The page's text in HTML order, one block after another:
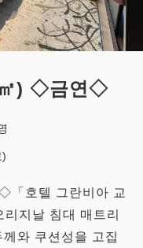
㎡) ◇금연◇
)
「호텔 그란비아 교
지날 침대 매트리
와 쿠션성을 고집